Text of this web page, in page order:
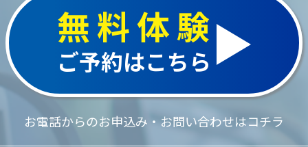
無料体験
ご予約はこちら
お電話からのお申込み・お問い合わせはコチラ